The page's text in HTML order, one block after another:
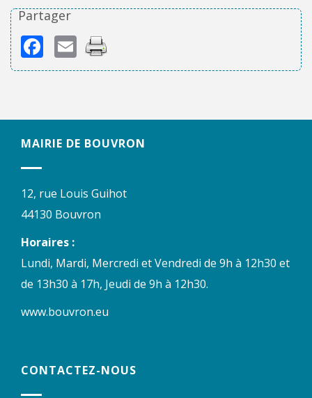
Partager
Facebook
Email
MAIRIE DE BOUVRON
12, rue Louis Guihot
44130 Bouvron
Horaires :
Lundi, Mardi, Mercredi et Vendredi de 9h à 12h30 et
de 13h30 à 17h, Jeudi de 9h à 12h30.
www.bouvron.eu
CONTACTEZ-NOUS